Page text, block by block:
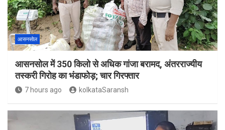
आसनसोल
आसनसोल में 350 किलो से अधिक गांजा बरामद, अंतरराज्यीय
तस्करी गिरोह का भंडाफोड़; चार गिरफ्तार
7 hours ago kolkataSaransh